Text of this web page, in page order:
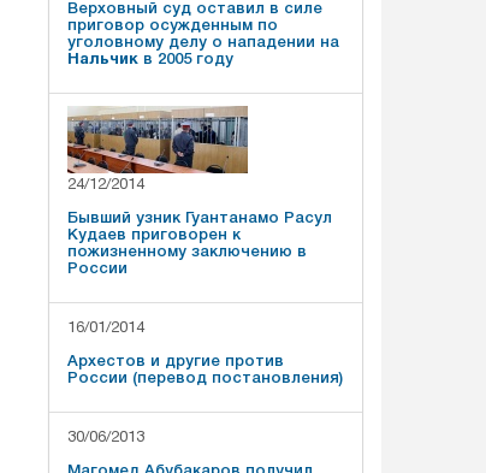
Верховный суд оставил в силе
приговор осужденным по
уголовному делу о нападении на
Нальчикв 2005 году
24/12/2014
Бывший узник Гуантанамо Расул
Кудаев приговорен к
пожизненному заключению в
России
16/01/2014
Архестов и другие против
России (перевод постановления)
30/06/2013